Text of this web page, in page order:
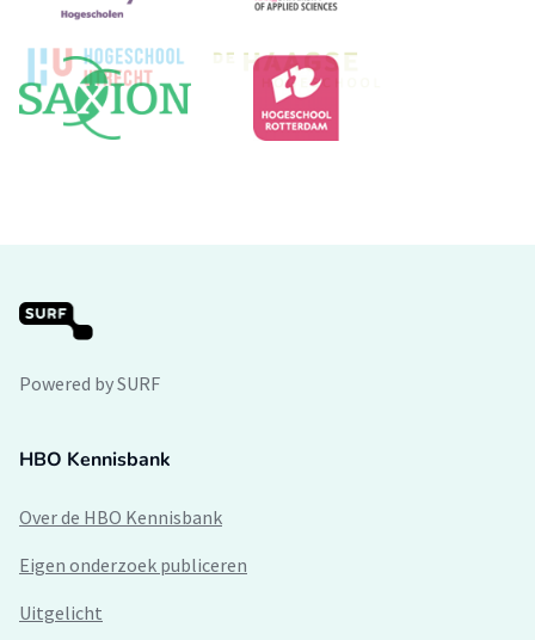
Powered by SURF
HBO Kennisbank
Over de HBO Kennisbank
Eigen onderzoek publiceren
Uitgelicht